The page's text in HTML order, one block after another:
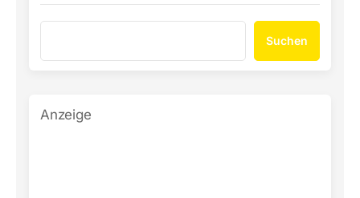
Suchen
Anzeige